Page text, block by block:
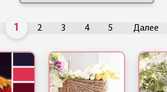
1 2 3 4 5 Далее